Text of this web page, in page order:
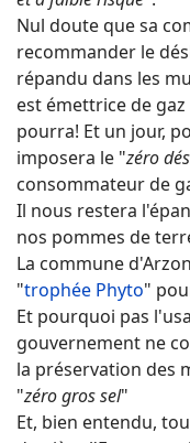
Nul doute que sa
recommander le
répandu dans les
est émettrice de
pourra! Et un jour,
imposera le "zéro
consommateur de
Il nous restera
nos pommes de
La commune
"trophée Phyto"
Et pourquoi pas
gouvernement ne
la préservation des
"zéro gros sel"
Et, bien entendu,